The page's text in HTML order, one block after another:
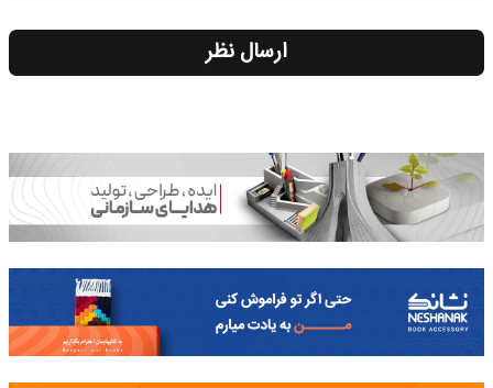
ارسال نظر